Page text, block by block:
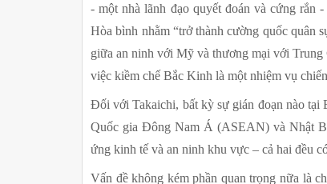
- một nhà lãnh đạo quyết đoán và cứng rắn
Hòa bình nhằm “trở thành cường quốc quân
giữa an ninh với Mỹ và thương mại với
việc kiềm chế Bắc Kinh là một nhiệm vụ
Đối với Takaichi, bất kỳ sự gián đoạn nào
Quốc gia Đông Nam Á (ASEAN) và Nhật
ứng kinh tế và an ninh khu vực – cả hai đều
Vấn đề không kém phần quan trọng nữa là